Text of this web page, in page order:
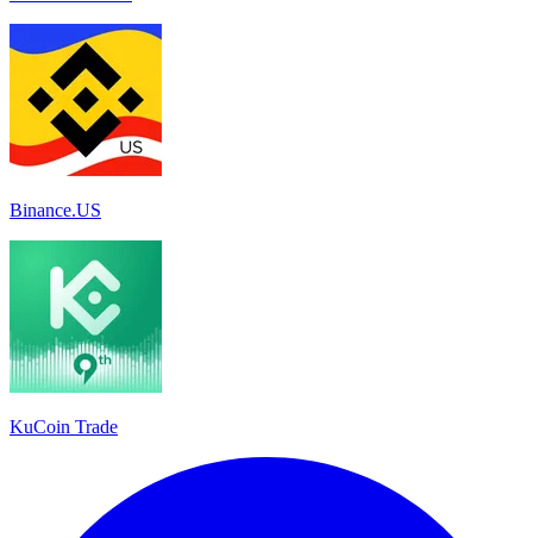
Binance.US
KuCoin Trade